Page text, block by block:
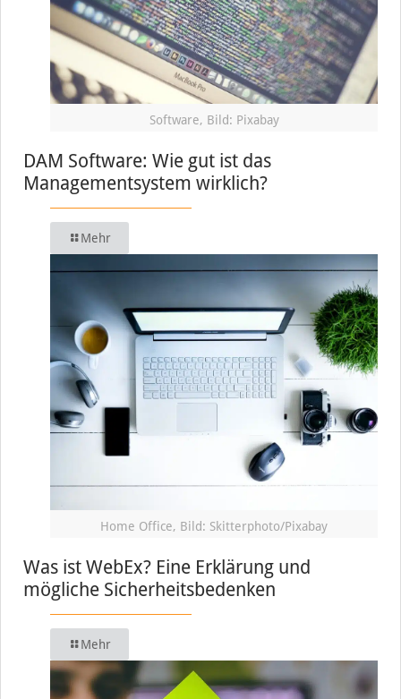
Software, Bild: Pixabay
DAM Software: Wie gut ist das
Managementsystem wirklich?
Mehr
Home Office, Bild: Skitterphoto/Pixabay
Was ist WebEx? Eine Erklärung und
mögliche Sicherheitsbedenken
Mehr